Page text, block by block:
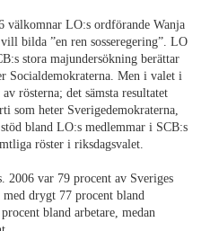
välkomnar LO:s ordförande Wanja
bilda ”en ren sosseregering”. LO
stora majundersökning berättar
Socialdemokraterna. Men i valet i
rösterna; det sämsta resultatet
som heter Sverigedemokraterna,
bland LO:s medlemmar i SCB:s
röster i riksdagsvalet.
2006 var 79 procent av Sveriges
drygt 77 procent bland
bland arbetare, medan